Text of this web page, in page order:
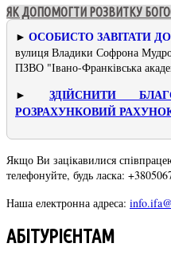
ЯК ДОПОМОГТИ РОЗВИТКУ
► ОСОБИСТО ЗАВІТАТИ
вулиця Владики Софрона
ПЗВО "Івано-Франківська
► ЗДІЙСНИТИ
РОЗРАХУНКОВИЙ
Якщо Ви зацікавилися
телефонуйте, будь ласка:
Наша електронна адреса:
АБІТУРІЄНТАМ